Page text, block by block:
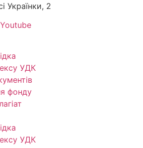
Українки, 2
Youtube
УДК
фонду
УДК